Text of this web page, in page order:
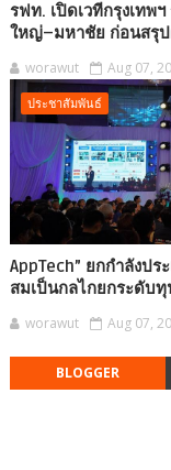
รฟท. เปิดเวทีกรุงเทพ
ใหญ่–มหาชัย ก่อนสรุ
worawut Aug 07,
ประชาสัมพันธ์
AppTech”​ ยกกำลังปร
สมเป็นกลไกยกระดับ
worawut Aug 07,
BLOGGER